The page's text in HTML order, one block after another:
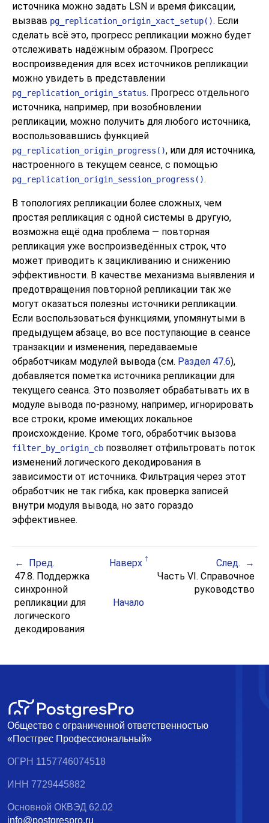
источника можно задать LSN и время фиксации,
вызвав pg_replication_origin_xact_setup(). Если
сделать всё это, прогресс репликации можно будет
отслеживать надёжным образом. Прогресс
воспроизведения для всех источников репликации
можно увидеть в представлении
pg_replication_origin_status. Прогресс отдельного
источника, например, при возобновлении
репликации, можно получить для любого источника,
воспользовавшись функцией
pg_replication_origin_progress(), или для источника,
настроенного в текущем сеансе, с помощью
pg_replication_origin_session_progress().
В топологиях репликации более сложных, чем
простая репликация с одной системы в другую,
возможна ещё одна проблема — повторная
репликация уже воспроизведённых строк, что
может приводить к зацикливанию и снижению
эффективности. В качестве механизма выявления и
предотвращения повторной репликации так же
могут оказаться полезны источники репликации.
Если воспользоваться функциями, упомянутыми в
предыдущем абзаце, во все поступающие в сеансе
транзакции и изменения, передаваемые
обработчикам модулей вывода (см. Раздел 47.6),
добавляется пометка источника репликации для
текущего сеанса. Это позволяет обрабатывать их в
модуле вывода по-разному, например, игнорировать
все строки, кроме имеющих локальное
происхождение. Кроме того, обработчик вызова
filter_by_origin_cb позволяет отфильтровать поток
изменений логического декодирования в
зависимости от источника. Фильтрация через этот
обработчик не так гибка, как проверка записей
внутри модуля вывода, но зато гораздо
эффективнее.
Пред. Наверх
След.
47.8. Поддержка
синхронной
репликации для
логического
декодирования
Начало
Часть VI. Справочное
руководство
Общество с ограниченной ответственностью
«Постгрес Профессиональный»
ОГРН 1157746074518
ИНН 7729445882
Основной ОКВЭД 62.02
info@postgrespro.ru